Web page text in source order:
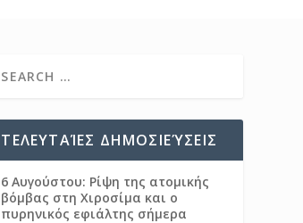
ΤΕΛΕΥΤΑΊΕΣ ΔΗΜΟΣΙΕΎΣΕΙΣ
6 Αυγούστου: Ρίψη της ατομικής
βόμβας στη Χιροσίμα και ο
πυρηνικός εφιάλτης σήμερα